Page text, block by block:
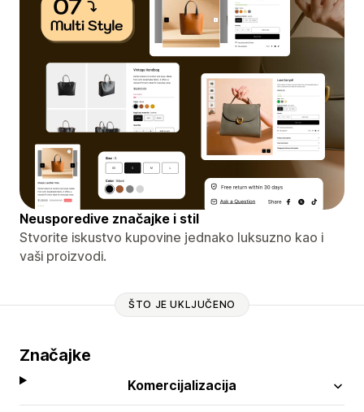
Neusporedive značajke i stil
Stvorite iskustvo kupovine jednako luksuzno kao i
vaši proizvodi.
ŠTO JE UKLJUČENO
Značajke
Komercijalizacija